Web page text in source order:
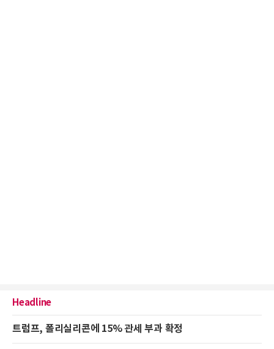
Headline
트럼프, 폴리실리콘에 15% 관세 부과 확정